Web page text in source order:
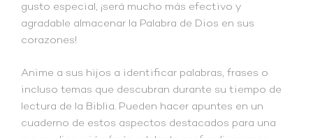
gusto especial, ¡será mucho más efectivo y
agradable almacenar la Palabra de Dios en sus
corazones!
Anime a sus hijos a identificar palabras, frases o
incluso temas que descubran durante su tiempo de
lectura de la Biblia. Pueden hacer apuntes en un
cuaderno de estos aspectos destacados para una